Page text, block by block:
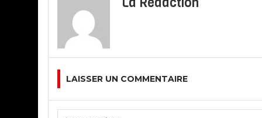
LAISSER UN COMMENTAIRE